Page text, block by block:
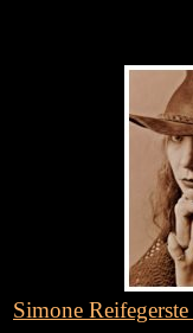
Simone Reifegerste